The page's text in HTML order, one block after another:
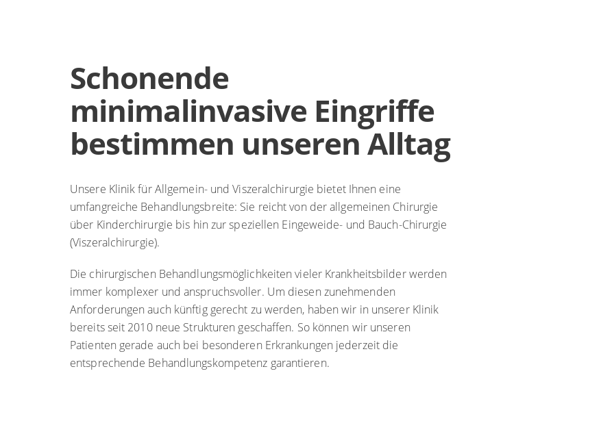
Schonende
minimalinvasive Eingriffe
bestimmen unseren Alltag
Unsere Klinik für Allgemein- und Viszeralchirurgie bietet Ihnen eine
umfangreiche Behandlungsbreite: Sie reicht von der allgemeinen Chirurgie
über Kinderchirurgie bis hin zur speziellen Eingeweide- und Bauch-Chirurgie
(Viszeralchirurgie).
Die chirurgischen Behandlungsmöglichkeiten vieler Krankheitsbilder werden
immer komplexer und anspruchsvoller. Um diesen zunehmenden
Anforderungen auch künftig gerecht zu werden, haben wir in unserer Klinik
bereits seit 2010 neue Strukturen geschaffen. So können wir unseren
Patienten gerade auch bei besonderen Erkrankungen jederzeit die
entsprechende Behandlungskompetenz garantieren.